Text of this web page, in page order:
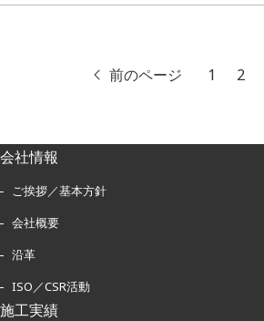
前のページ 1 2
会社情報
ご挨拶／基本方針
会社概要
沿革
ISO／CSR活動
施工実績